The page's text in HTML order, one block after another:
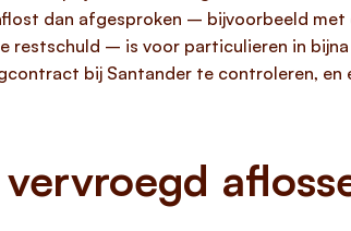
dan afgesproken – bijvoorbeeld
restschuld – is voor particulieren in bijna
bij Santander te controleren,